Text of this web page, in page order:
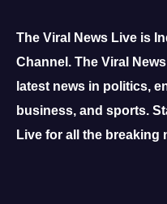
The Viral News Live is
Channel. The Viral
latest news in politics,
business, and sports.
Live for all the breaking